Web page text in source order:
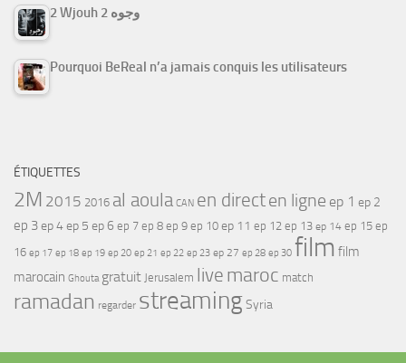
2 Wjouh 2 وجوه
Pourquoi BeReal n’a jamais conquis les utilisateurs
ÉTIQUETTES
2M 2015 2016 al aoula CAN en directen ligne ep 1 ep 2
ep 3ep 4ep 5 ep 6 ep 7 ep 8 ep 9 ep 10 ep 11 ep 12 ep 13 ep 14 ep 15 ep
16 ep 17 ep 18 ep 19 ep 20 ep 21 ep 22 ep 23 ep 27 ep 28 ep 30 film film
marocain Ghouta gratuit Jerusalem live maroc match
ramadan regarder streamingSyria